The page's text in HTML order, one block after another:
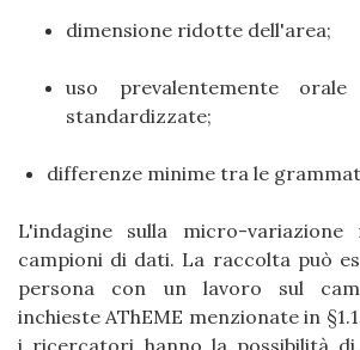
dimensione ridotte dell'area;
uso prevalentemente
standardizzate;
differenze minime tra le
L'indagine sulla micro-variazione
campioni di dati. La raccolta può
persona con un lavoro sul
inchieste AThEME menzionate in
i ricercatori hanno la possibilità